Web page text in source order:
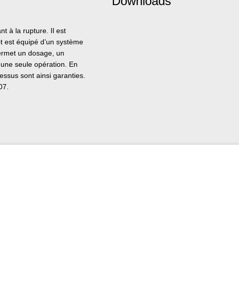
à la rupture. Il est
équipé d’un système
un dosage, un
seule opération. En
sont ainsi garanties.